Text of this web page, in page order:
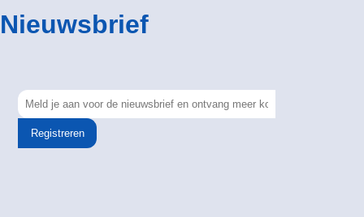
Nieuwsbrief
Registreren